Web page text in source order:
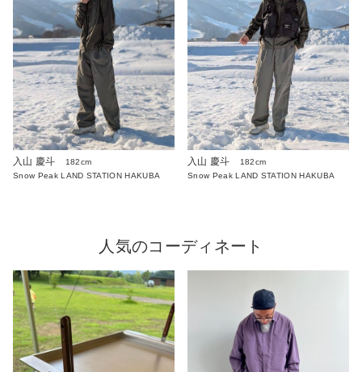
入山 慶斗
182cm
Snow Peak LAND STATION HAKUBA
入山 慶斗
182cm
Snow Peak LAND STATION HAKUBA
人気のコーディネート